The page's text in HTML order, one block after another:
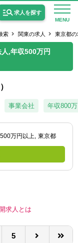
MENU
求人を探す
格向けの求人
会計士）の求人
セミナー
索 関東の求人 東京都の
,年収500万円
事業会社 年収800
500万円以上 東京都
求人とは
5